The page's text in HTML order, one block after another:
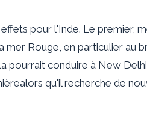
pour l'Inde. Le premier,
Rouge, en particulier au
pourrait conduire à New
alors qu'il recherche de